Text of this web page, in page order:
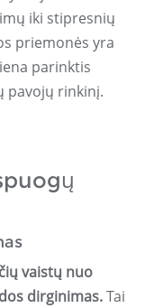
iki stipresnių
priemonės yra
parinktis
pavojų rinkinį.
vaistų nuo
dirginimas.Tai